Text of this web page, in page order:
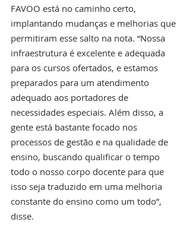
FAVOO está no caminho certo,
implantando mudanças e melhorias que
permitiram esse salto na nota. “Nossa
infraestrutura é excelente e adequada
para os cursos ofertados, e estamos
preparados para um atendimento
adequado aos portadores de
necessidades especiais. Além disso, a
gente está bastante focado nos
processos de gestão e na qualidade de
ensino, buscando qualificar o tempo
todo o nosso corpo docente para que
isso seja traduzido em uma melhoria
constante do ensino como um todo”,
disse.